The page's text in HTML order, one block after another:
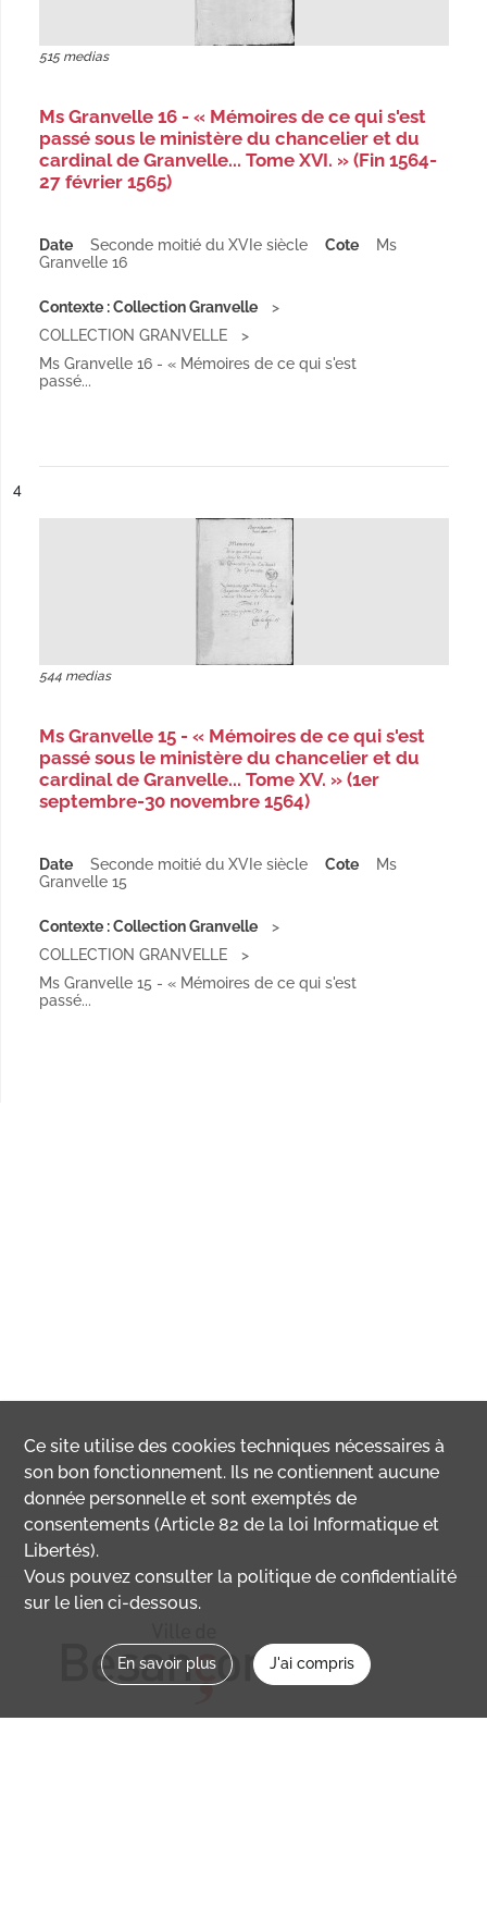
515 medias
Ms Granvelle 16 - « Mémoires de ce qui s'est
passé sous le ministère du chancelier et du
cardinal de Granvelle... Tome XVI. » (Fin 1564-
27 février 1565)
Date Seconde moitié du XVIe siècle Cote
Ms
Granvelle 16
Contexte : Collection Granvelle
COLLECTION GRANVELLE
Ms Granvelle 16 - « Mémoires de ce qui s'est
passé...
n°
4
544 medias
Ms Granvelle 15 - « Mémoires de ce qui s'est
passé sous le ministère du chancelier et du
cardinal de Granvelle... Tome XV. » (1er
septembre-30 novembre 1564)
Date Seconde moitié du XVIe siècle Cote
Ms
Granvelle 15
Contexte : Collection Granvelle
COLLECTION GRANVELLE
Ms Granvelle 15 - « Mémoires de ce qui s'est
passé...
Ce site utilise descookies techniques nécessaires à
son bon fonctionnement. Ils ne contiennent aucune
donnée personnelle et sont exemptés de
consentements (Article 82 de la loi Informatique et
Libertés).
Vous pouvez consulter la politique de confidentialité
sur le lien ci-dessous.
En savoir plus J'ai compris